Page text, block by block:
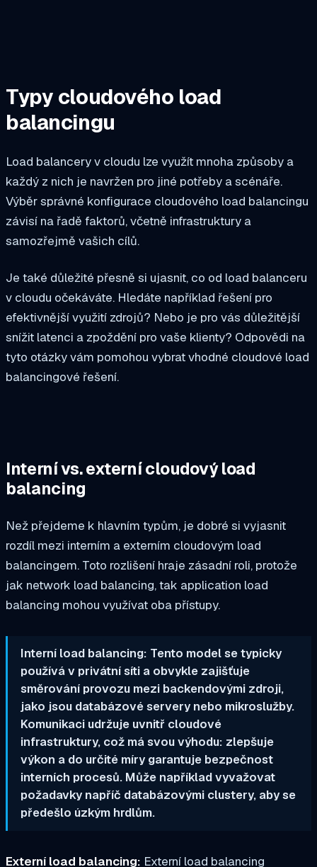
Typy cloudového load
balancingu
Load balancery v cloudu lze využít mnoha způsoby a
každý z nich je navržen pro jiné potřeby a scénáře.
Výběr správné konfigurace cloudového load balancingu
závisí na řadě faktorů, včetně infrastruktury a
samozřejmě vašich cílů.
Je také důležité přesně si ujasnit, co od load balanceru
v cloudu očekáváte. Hledáte například řešení pro
efektivnější využití zdrojů? Nebo je pro vás důležitější
snížit latenci a zpoždění pro vaše klienty? Odpovědi na
tyto otázky vám pomohou vybrat vhodné cloudové load
balancingové řešení.
Interní vs. externí cloudový load
balancing
Než přejdeme k hlavním typům, je dobré si vyjasnit
rozdíl mezi interním a externím cloudovým load
balancingem. Toto rozlišení hraje zásadní roli, protože
jak network load balancing, tak application load
balancing mohou využívat oba přístupy.
Interní load balancing: Tento model se typicky
používá v privátní síti a obvykle zajišťuje
směrování provozu mezi backendovými zdroji,
jako jsou databázové servery nebo mikroslužby.
Komunikaci udržuje uvnitř cloudové
infrastruktury, což má svou výhodu: zlepšuje
výkon a do určité míry garantuje bezpečnost
interních procesů. Může například vyvažovat
požadavky napříč databázovými clustery, aby se
předešlo úzkým hrdlům.
Externí load balancing: Externí load balancing